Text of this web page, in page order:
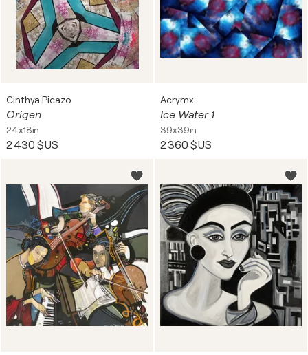
Cinthya Picazo
Origen
24x18in
2 430 $US
Acrymx
Ice Water 1
39x39in
2 360 $US